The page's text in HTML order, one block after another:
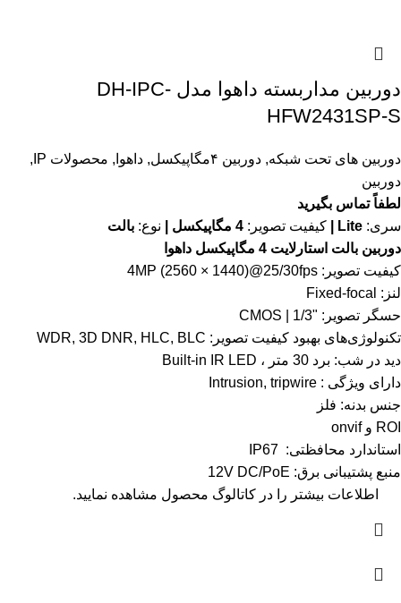
دوربین مداربسته داهوا مدل DH-IPC-
HFW2431SP-S
دوربین های تحت شبکه, دوربین ۴مگاپیکسل , داهوا , محصولات IP
,
دوربین
لطفاً تماس بگیرید
سری: Lite | کیفیت تصویر: نوع: بالت
دوربین بالت استارلایت 4 مگاپیکسل داهوا
کیفیت تصویر: 4MP (2560 × 1440)@25/30fps
لنز: Fixed-focal
حسگر تصویر: "1/3 | CMOS
تکنولوژی‌های بهبود کیفیت تصویر: WDR, 3D DNR, HLC, BLC
دید در شب: برد 30 متر ، Built-in IR LED
دارای ویژگی : Intrusion, tripwire
جنس بدنه: فلز
ROI و onvif
استاندارد محافظتی: IP67
منبع پشتیبانی برق: 12V DC/PoE
اطلاعات بیشتر را در کاتالوگ محصول مشاهده نمایید.